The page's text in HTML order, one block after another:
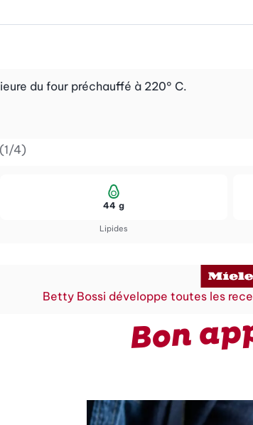
du four préchauffé à 220° C.
4)
Lipides
44 g
Betty Bossi développe toutes les
Bon